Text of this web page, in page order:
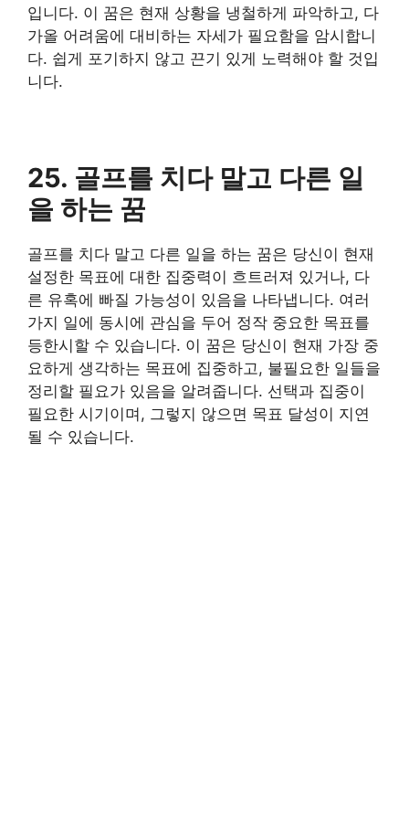
입니다. 이 꿈은 현재 상황을 냉철하게 파악하고, 다
가올 어려움에 대비하는 자세가 필요함을 암시합니
다. 쉽게 포기하지 않고 끈기 있게 노력해야 할 것입
니다.
​25. 골프를 치다 말고 다른 일
을 하는 꿈
골프를 치다 말고 다른 일을 하는 꿈은 당신이 현재
설정한 목표에 대한 집중력이 흐트러져 있거나, 다
른 유혹에 빠질 가능성이 있음을 나타냅니다. 여러
가지 일에 동시에 관심을 두어 정작 중요한 목표를
등한시할 수 있습니다. 이 꿈은 당신이 현재 가장 중
요하게 생각하는 목표에 집중하고, 불필요한 일들을
정리할 필요가 있음을 알려줍니다. 선택과 집중이
필요한 시기이며, 그렇지 않으면 목표 달성이 지연
될 수 있습니다.